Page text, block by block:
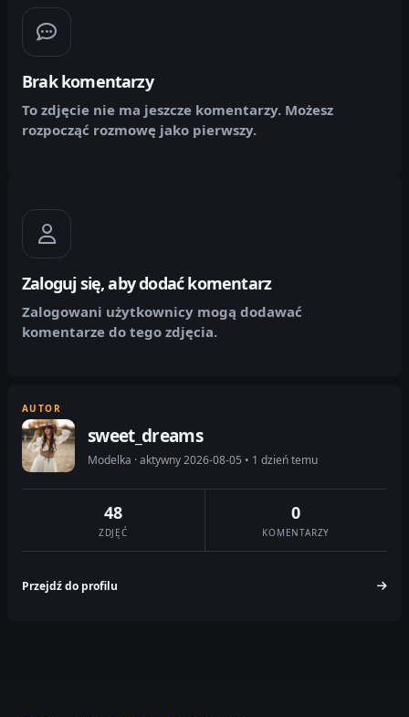
Brak komentarzy
To zdjęcie nie ma jeszcze komentarzy. Możesz
rozpocząć rozmowę jako pierwszy.
Zaloguj się, aby dodać komentarz
Zalogowani użytkownicy mogą dodawać
komentarze do tego zdjęcia.
AUTOR
sweet_dreams
Modelka · aktywny 2026-08-05 • 1 dzień temu
48
ZDJĘĆ
0
KOMENTARZY
Przejdź do profilu